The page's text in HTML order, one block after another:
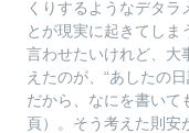
くりするようなデタラ
とが現実に起きてしま
言わせたいけれど、大
えたのが、“あしたの
だから、なにを書いて
頁）。そう考えた則安